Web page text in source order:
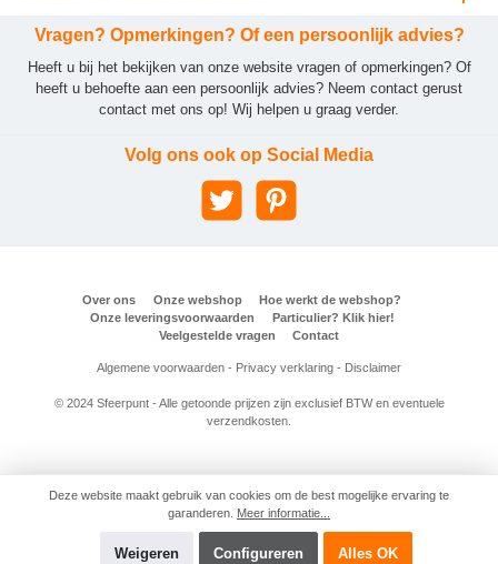
Vragen? Opmerkingen? Of een persoonlijk advies?
Heeft u bij het bekijken van onze website vragen of opmerkingen? Of
heeft u behoefte aan een persoonlijk advies? Neem contact gerust
contact met ons op! Wij helpen u graag verder.
Volg ons ook op Social Media
Over ons Onze webshop
Hoe werkt de webshop?
Onze leveringsvoorwaarden
Particulier? Klik hier!
Veelgestelde vragen
Contact
Algemene voorwaarden - Privacy verklaring - Disclaimer
© 2024 Sfeerpunt - Alle getoonde prijzen zijn exclusief BTW en eventuele
verzendkosten.
Deze website maakt gebruik van cookies om de best mogelijke ervaring te
garanderen. Meer informatie...
Weigeren Configureren Alles OK